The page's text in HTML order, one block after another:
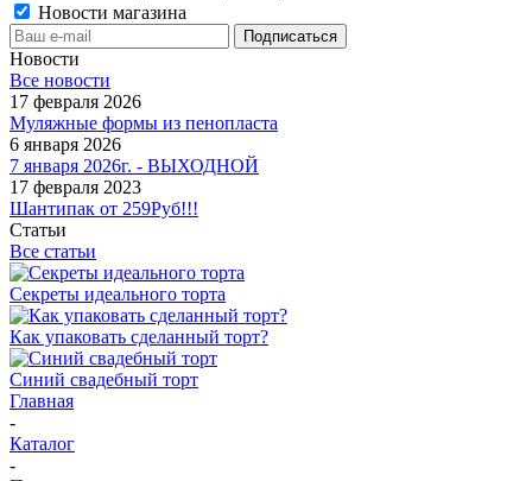
Новости магазина
Новости
Все новости
17 февраля 2026
Муляжные формы из пенопласта
6 января 2026
7 января 2026г. - ВЫХОДНОЙ
17 февраля 2023
Шантипак от 259Руб!!!
Статьи
Все статьи
Секреты идеального торта
Как упаковать сделанный торт?
Синий свадебный торт
Главная
-
Каталог
-